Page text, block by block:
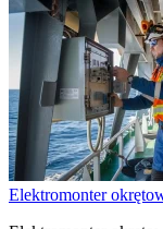
Elektromonter